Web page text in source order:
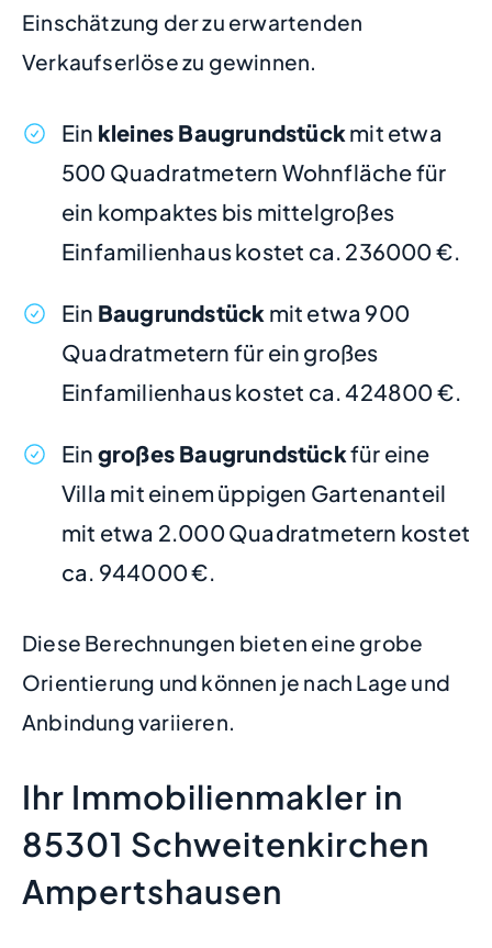
Einschätzung der zu erwartenden
Verkaufserlöse zu gewinnen.
Ein kleines Baugrundstückmit etwa
500 Quadratmetern Wohnfläche für
ein kompaktes bis mittelgroßes
Einfamilienhaus kostet ca. 236000 €.
Ein Baugrundstück mit etwa 900
Quadratmetern für ein großes
Einfamilienhaus kostet ca. 424800 €.
Ein großes Baugrundstückfür eine
Villa mit einem üppigen Gartenanteil
mit etwa 2.000 Quadratmetern kostet
ca. 944000 €.
Diese Berechnungen bieten eine grobe
Orientierung und können je nach Lage und
Anbindung variieren.
Ihr Immobilienmakler in
85301 Schweitenkirchen
Ampertshausen